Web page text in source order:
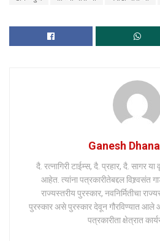
Ganesh
दै. रत्नागिरी टाईम्स, दै. प्रहार, दै. सागर या
आहेत. त्यांना पत्रकारीतेबद्दल विश्र्वसंत
राज्यस्तरीय पुरस्कार, नवनिर्मितीचा
पुरस्कार असे पुरस्कार देवून गौरविण्यात आले
पत्रकारीता क्षेत्रात